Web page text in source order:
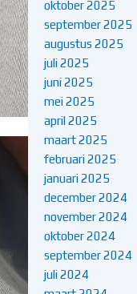
oktober 2025
september 2025
augustus 2025
juli 2025
juni 2025
mei 2025
april 2025
maart 2025
februari 2025
januari 2025
december 2024
november 2024
oktober 2024
september 2024
juli 2024